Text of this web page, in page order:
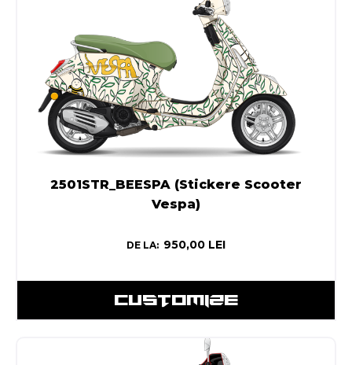
2501STR_BEESPA (Stickere Scooter
Vespa)
DE LA: 950,00 LEI
CUSTOMIZE